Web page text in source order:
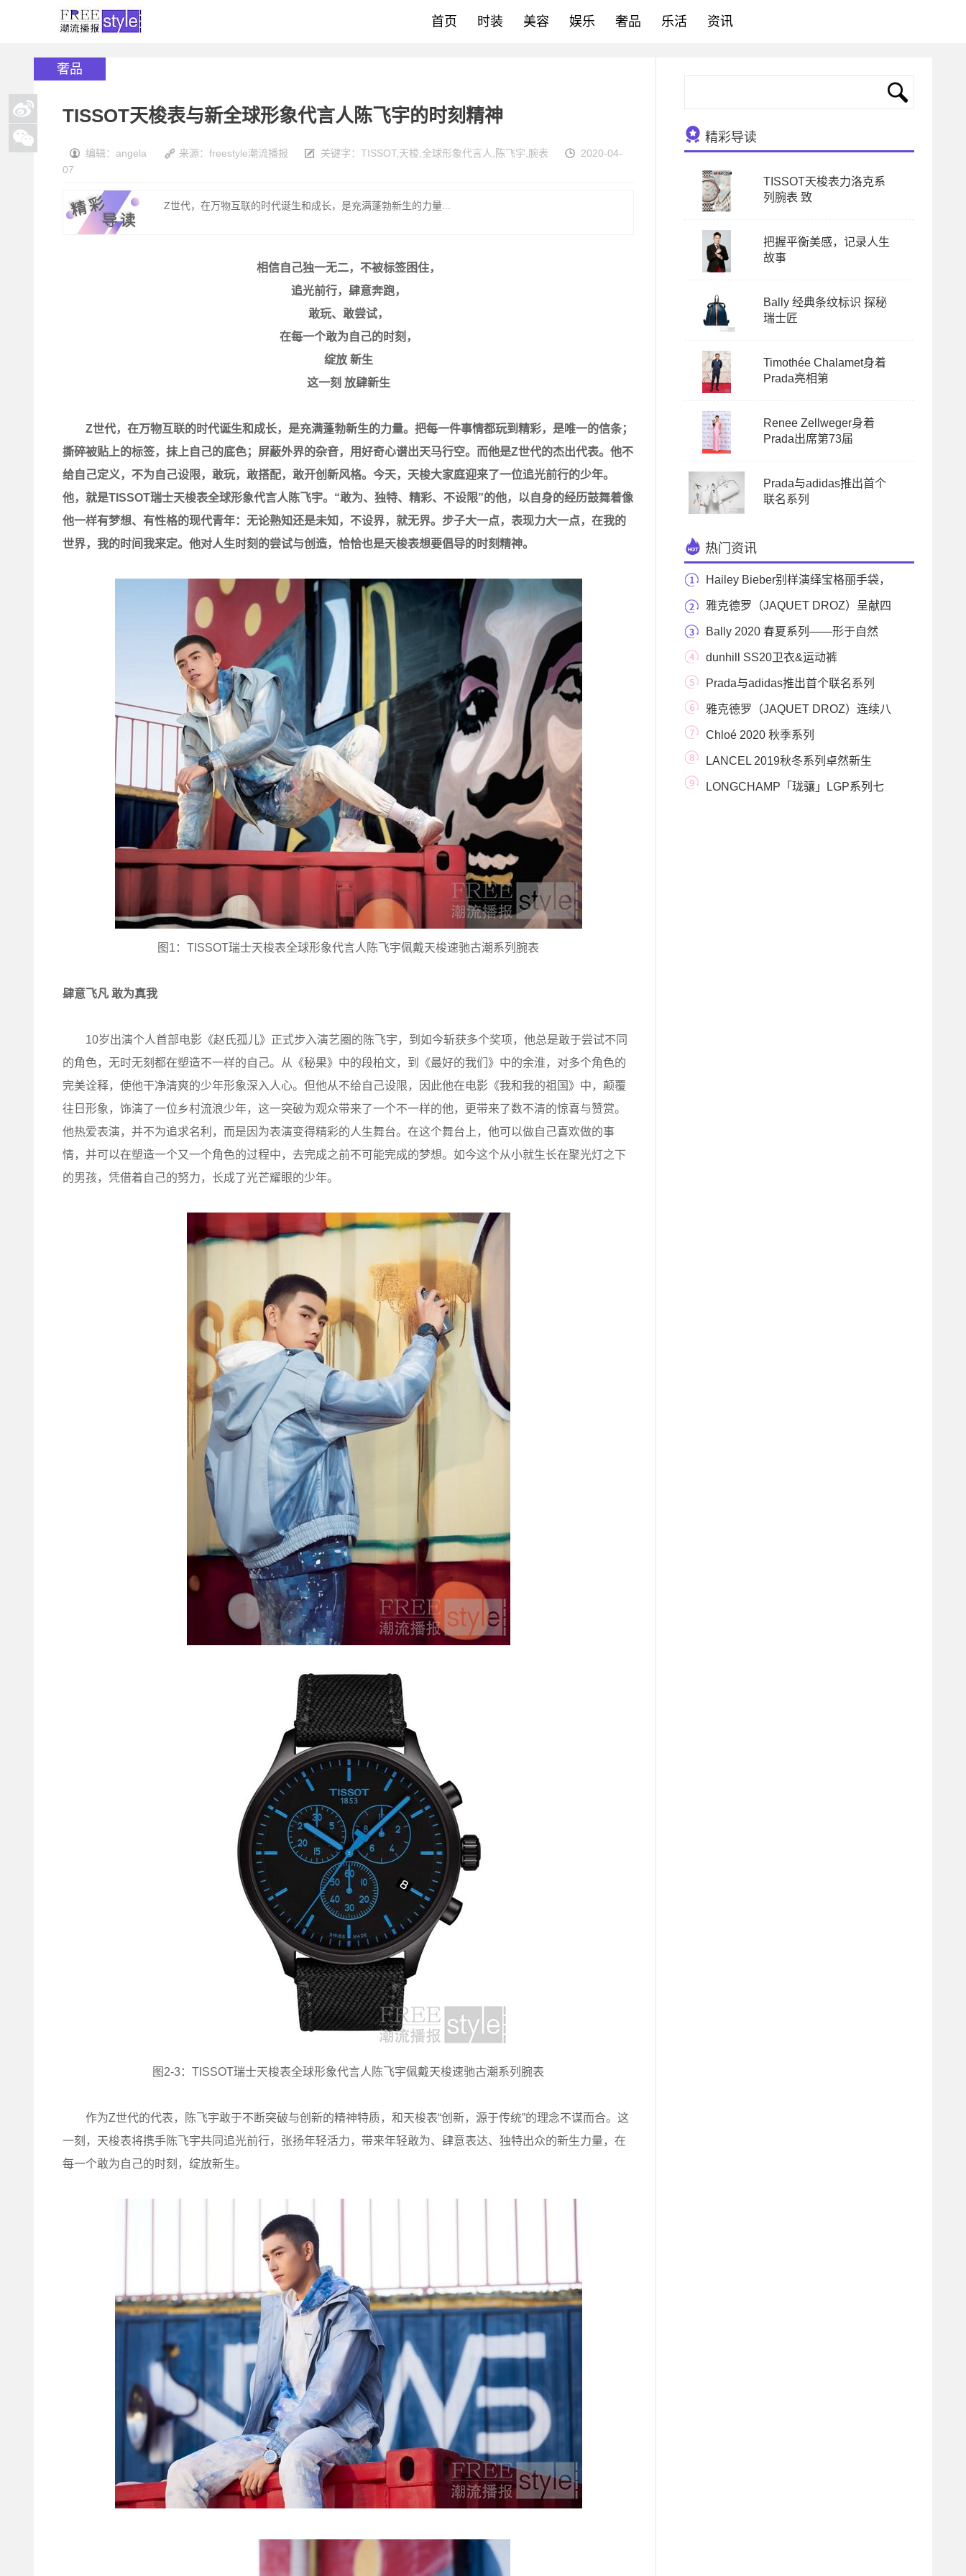
首页 时装 美容 娱乐 奢品 乐活 资讯
奢品
TISSOT天梭表与新全球形象代言人陈飞宇的时刻精神
编辑：angela 来源：freestyle潮流播报 关键字： TISSOT, 天梭 全球形象代言人 陈飞宇 腕表
2020-04-
07
Z世代，在万物互联的时代诞生和成长，是充满蓬勃新生的力量...
相信自己独一无二，不被标签困住，
追光前行，肆意奔跑，
敢玩、敢尝试，
在每一个敢为自己的时刻，
绽放 新生
这一刻 放肆新生
Z世代，在万物互联的时代诞生和成长，是充满蓬勃新生的力量。把每一件事情都玩到精彩，是唯一的信条；
撕碎被贴上的标签，抹上自己的底色；屏蔽外界的杂音，用好奇心谱出天马行空。而他是Z世代的杰出代表。他不
给自己定义，不为自己设限，敢玩，敢搭配，敢开创新风格。今天，天梭大家庭迎来了一位追光前行的少年。
他，就是TISSOT瑞士天梭表全球形象代言人陈飞宇。“敢为、独特、精彩、不设限”的他，以自身的经历鼓舞着像
他一样有梦想、有性格的现代青年：无论熟知还是未知，不设界，就无界。步子大一点，表现力大一点，在我的
世界，我的时间我来定。他对人生时刻的尝试与创造，恰恰也是天梭表想要倡导的时刻精神。
图1：TISSOT瑞士天梭表全球形象代言人陈飞宇佩戴天梭速驰古潮系列腕表
肆意飞凡 敢为真我
10岁出演个人首部电影《赵氏孤儿》正式步入演艺圈的陈飞宇，到如今斩获多个奖项，他总是敢于尝试不同
的角色，无时无刻都在塑造不一样的自己。从《秘果》中的段柏文，到《最好的我们》中的余淮，对多个角色的
完美诠释，使他干净清爽的少年形象深入人心。但他从不给自己设限，因此他在电影《我和我的祖国》中，颠覆
往日形象，饰演了一位乡村流浪少年，这一突破为观众带来了一个不一样的他，更带来了数不清的惊喜与赞赏。
他热爱表演，并不为追求名利，而是因为表演变得精彩的人生舞台。在这个舞台上，他可以做自己喜欢做的事
情，并可以在塑造一个又一个角色的过程中，去完成之前不可能完成的梦想。如今这个从小就生长在聚光灯之下
的男孩，凭借着自己的努力，长成了光芒耀眼的少年。
图2-3：TISSOT瑞士天梭表全球形象代言人陈飞宇佩戴天梭速驰古潮系列腕表
作为Z世代的代表，陈飞宇敢于不断突破与创新的精神特质，和天梭表“创新，源于传统”的理念不谋而合。这
一刻，天梭表将携手陈飞宇共同追光前行，张扬年轻活力，带来年轻敢为、肆意表达、独特出众的新生力量，在
每一个敢为自己的时刻，绽放新生。
精彩导读
TISSOT天梭表力洛克系
列腕表 致
把握平衡美感，记录人生
故事
Bally 经典条纹标识 探秘
瑞士匠
Timothée Chalamet身着
Prada亮相第
Renee Zellweger身着
Prada出席第73届
Prada与adidas推出首个
联名系列
热门资讯
Hailey Bieber别样演绎宝格丽手袋，
创作无限可能
雅克德罗（JAQUET DROZ）呈献四
款独特杰作 致庆中
Bally 2020 春夏系列——形于自然
dunhill SS20卫衣&运动裤
Prada与adidas推出首个联名系列
雅克德罗（JAQUET DROZ）连续八
届鼎力支持ONLY WAT
Chloé 2020 秋季系列
LANCEL 2019秋冬系列卓然新生
LONGCHAMP「珑骧」LGP系列七